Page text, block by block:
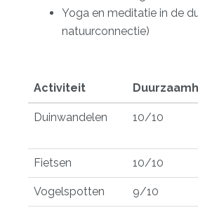
Yoga en meditatie in de
natuurconnectie)
Activiteit
Duinwandelen 10/10
Fietsen 10/10
Vogelspotten 9/10